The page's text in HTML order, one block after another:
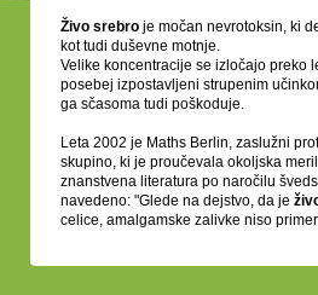
Živo srebro je močan nevrotoksin, ki
kot tudi duševne motnje.
Velike koncentracije se izločajo preko
posebej izpostavljeni strupenim
ga sčasoma tudi poškoduje.
Leta 2002 je Maths Berlin, zaslužni
skupino, ki je proučevala okoljska
znanstvena literatura po naročilu
navedeno: "Glede na dejstvo, da je
celice, amalgamske zalivke niso